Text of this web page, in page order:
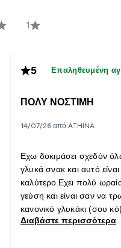
1
5 Επαληθευμένη
ΠΟΛΥ ΝΟΣΤΙΜΗ
14/07/26 από ATHINA
Εχω δοκιμάσει σχεδόν
γλυκά σνακ και αυτό
καλύτερο.Εχει πολύ
γεύση και είναι σαν να
κανονικό γλυκάκι (σου
αμέσως την λιγούρα)
Διαβάστε περισσότερα